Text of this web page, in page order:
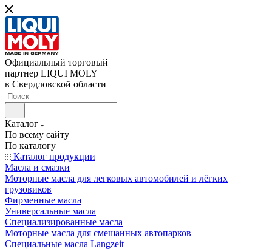
Официальный торговый
партнер LIQUI MOLY
в Свердловской области
Каталог
По всему сайту
По каталогу
Каталог продукции
Масла и смазки
Моторные масла для легковых автомобилей и лёгких
грузовиков
Фирменные масла
Универсальные масла
Специализированные масла
Моторные масла для смешанных автопарков
Специальные масла Langzeit